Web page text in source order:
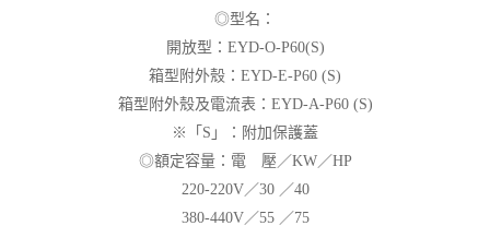
◎型名：
開放型：EYD-O-P60(S)
箱型附外殼：EYD-E-P60 (S)
箱型附外殼及電流表：EYD-A-P60 (S)
※「S」：附加保護蓋
◎額定容量：電 壓／KW／HP
220-220V／30 ／40
380-440V／55 ／75